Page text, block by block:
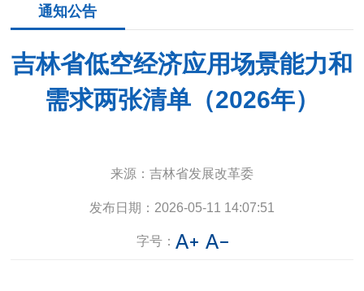
通知公告
吉林省低空经济应用场景能力和
需求两张清单（2026年）
来源： 吉林省发展改革委
发布日期： 2026-05-11 14:07:51
字号：